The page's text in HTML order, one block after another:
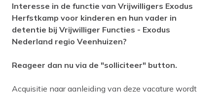
Interesse in de functie van Vrijwilligers Exodus
Herfstkamp voor kinderen en hun vader in
detentie bij Vrijwilliger Functies - Exodus
Nederland regio Veenhuizen?
Reageer dan nu via de "solliciteer" button.
Acquisitie naar aanleiding van deze vacature wordt